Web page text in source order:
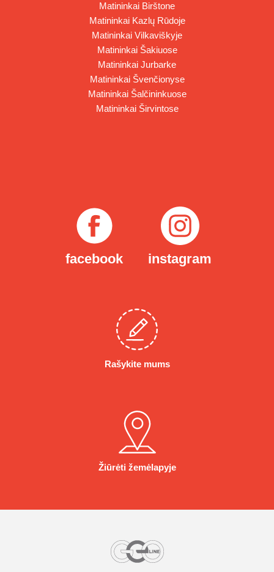
Matininkai Birštone
Matininkai Kazlų Rūdoje
Matininkai Vilkaviškyje
Matininkai Šakiuose
Matininkai Jurbarke
Matininkai Švenčionyse
Matininkai Šalčininkuose
Matininkai Širvintose
facebook instagram
Rašykite mums
Žiūrėti žemėlapyje